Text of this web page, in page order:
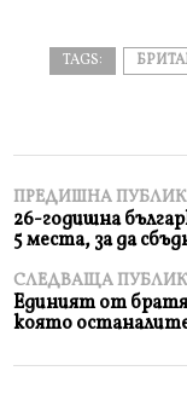
TAGS:
ПРЕДИШНА
26-годишна
5 места, за да
СЛЕДВАЩА
Единият от
която